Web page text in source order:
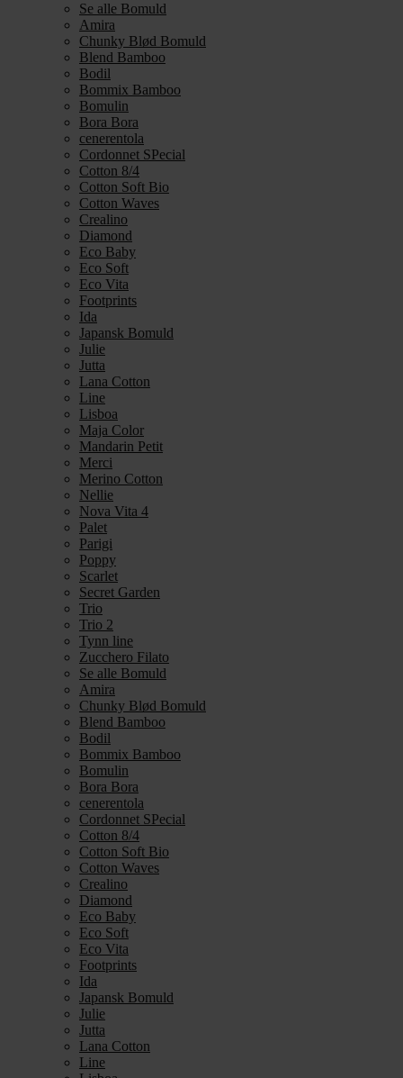
Se alle Bomuld
Amira
Chunky Blød Bomuld
Blend Bamboo
Bodil
Bommix Bamboo
Bomulin
Bora Bora
cenerentola
Cordonnet SPecial
Cotton 8/4
Cotton Soft Bio
Cotton Waves
Crealino
Diamond
Eco Baby
Eco Soft
Eco Vita
Footprints
Ida
Japansk Bomuld
Julie
Jutta
Lana Cotton
Line
Lisboa
Maja Color
Mandarin Petit
Merci
Merino Cotton
Nellie
Nova Vita 4
Palet
Parigi
Poppy
Scarlet
Secret Garden
Trio
Trio 2
Tynn line
Zucchero Filato
Se alle Bomuld
Amira
Chunky Blød Bomuld
Blend Bamboo
Bodil
Bommix Bamboo
Bomulin
Bora Bora
cenerentola
Cordonnet SPecial
Cotton 8/4
Cotton Soft Bio
Cotton Waves
Crealino
Diamond
Eco Baby
Eco Soft
Eco Vita
Footprints
Ida
Japansk Bomuld
Julie
Jutta
Lana Cotton
Line